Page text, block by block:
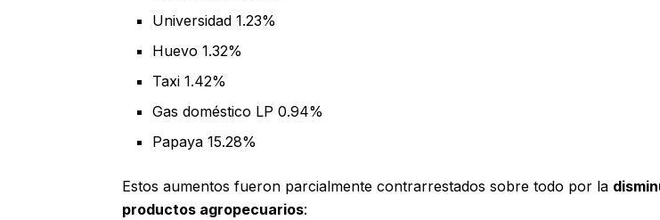
Universidad 1.23%
Huevo 1.32%
Taxi 1.42%
Gas doméstico LP 0.94%
Papaya 15.28%
Estos aumentos fueron parcialmente contrarrestados sobre todo por la
productos agropecuarios: